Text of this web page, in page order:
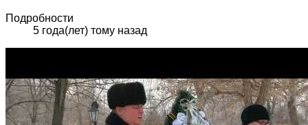
Подробности
5 года(лет) тому назад